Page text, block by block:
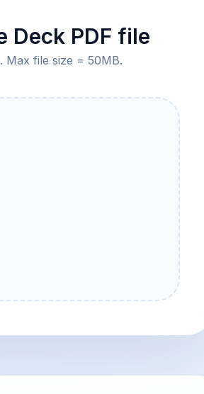
Deck PDF file
Max file size = 50MB.